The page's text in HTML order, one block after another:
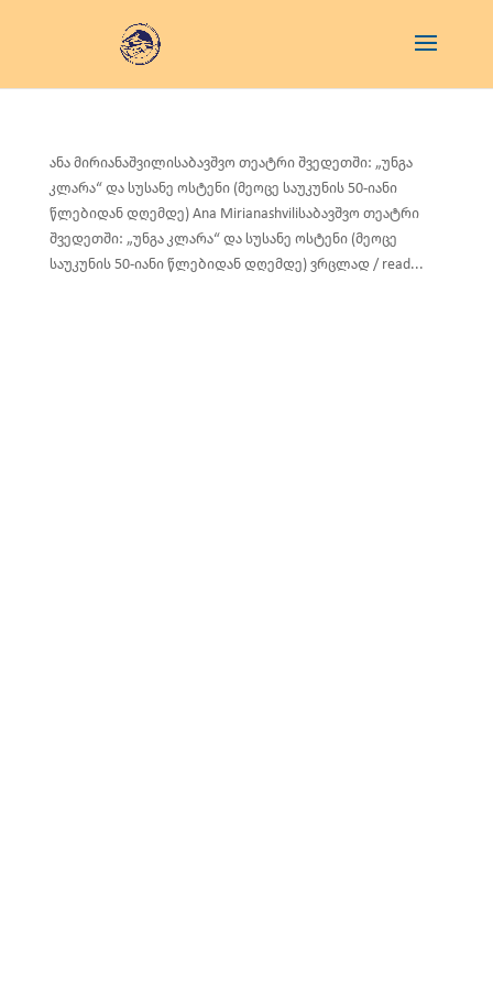
ანა მირიანაშვილისაბავშვო თეატრი შვედეთში: „უნგა
კლარა“ და სუსანე ოსტენი (მეოცე საუკუნის 50-იანი
წლებიდან დღემდე) Ana Mirianashviliსაბავშვო თეატრი
შვედეთში: „უნგა კლარა“ და სუსანე ოსტენი (მეოცე
საუკუნის 50-იანი წლებიდან დღემდე) ვრცლად / read...